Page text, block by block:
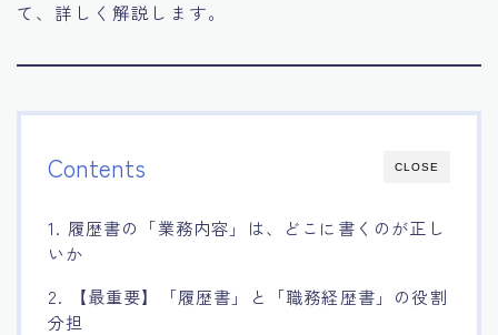
て、詳しく解説します。
CLOSE
Contents
1. 履歴書の「業務内容」は、どこに書くのが正し
いか
2. 【最重要】「履歴書」と「職務経歴書」の役割
分担